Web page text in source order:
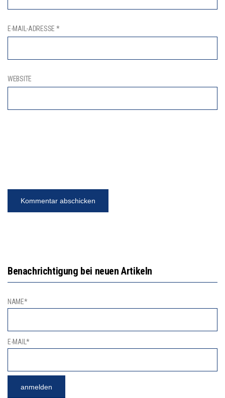
E-MAIL-ADRESSE *
WEBSITE
Benachrichtigung bei neuen Artikeln
NAME*
E-MAIL*